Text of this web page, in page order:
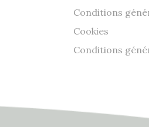
Conditions
Cookies
Conditions